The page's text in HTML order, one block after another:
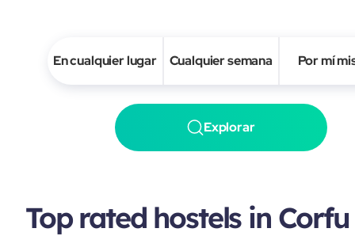
En cualquier lugar Cualquier semana Por mí
Explorar
Top rated hostels in Corfu